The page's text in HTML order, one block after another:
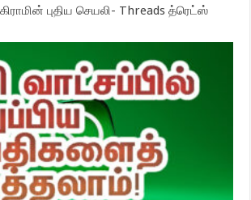
புதிய செயலி- Threads த்ரெட்ஸ்